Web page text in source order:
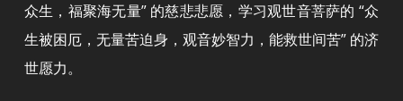
众生，福聚海无量” 的慈悲悲愿，学习观世音菩萨的 “众
生被困厄，无量苦迫身，观音妙智力，能救世间苦” 的济
世愿力。